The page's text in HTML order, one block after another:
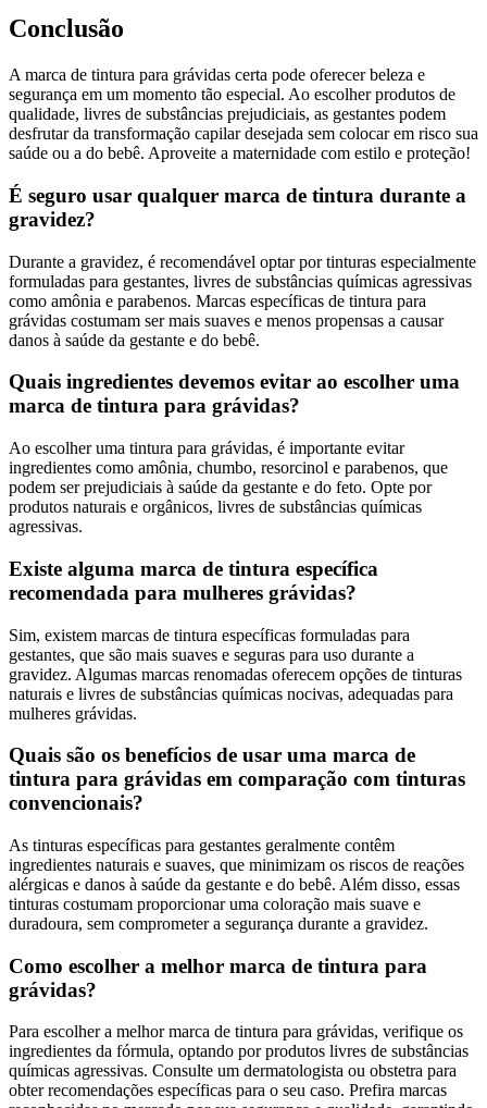
Conclusão
A marca de tintura para grávidas certa pode oferecer beleza e
segurança em um momento tão especial. Ao escolher produtos de
qualidade, livres de substâncias prejudiciais, as gestantes podem
desfrutar da transformação capilar desejada sem colocar em risco sua
saúde ou a do bebê. Aproveite a maternidade com estilo e proteção!
É seguro usar qualquer marca de tintura durante a
gravidez?
Durante a gravidez, é recomendável optar por tinturas especialmente
formuladas para gestantes, livres de substâncias químicas agressivas
como amônia e parabenos. Marcas específicas de tintura para
grávidas costumam ser mais suaves e menos propensas a causar
danos à saúde da gestante e do bebê.
Quais ingredientes devemos evitar ao escolher uma
marca de tintura para grávidas?
Ao escolher uma tintura para grávidas, é importante evitar
ingredientes como amônia, chumbo, resorcinol e parabenos, que
podem ser prejudiciais à saúde da gestante e do feto. Opte por
produtos naturais e orgânicos, livres de substâncias químicas
agressivas.
Existe alguma marca de tintura específica
recomendada para mulheres grávidas?
Sim, existem marcas de tintura específicas formuladas para
gestantes, que são mais suaves e seguras para uso durante a
gravidez. Algumas marcas renomadas oferecem opções de tinturas
naturais e livres de substâncias químicas nocivas, adequadas para
mulheres grávidas.
Quais são os benefícios de usar uma marca de
tintura para grávidas em comparação com tinturas
convencionais?
As tinturas específicas para gestantes geralmente contêm
ingredientes naturais e suaves, que minimizam os riscos de reações
alérgicas e danos à saúde da gestante e do bebê. Além disso, essas
tinturas costumam proporcionar uma coloração mais suave e
duradoura, sem comprometer a segurança durante a gravidez.
Como escolher a melhor marca de tintura para
grávidas?
Para escolher a melhor marca de tintura para grávidas, verifique os
ingredientes da fórmula, optando por produtos livres de substâncias
químicas agressivas. Consulte um dermatologista ou obstetra para
obter recomendações específicas para o seu caso. Prefira marcas